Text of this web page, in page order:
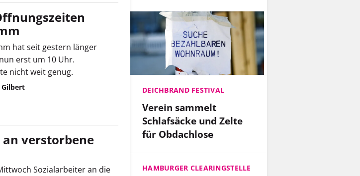
hat seit gestern länger
erst um 10 Uhr.
nicht weit genug.
Gilbert
verstorbene
Sozialarbeiter an die
DEICHBRAND FESTIVAL
Verein sammelt
Schlafsäcke und Zelte
für Obdachlose
HAMBURGER CLEARINGSTELLE